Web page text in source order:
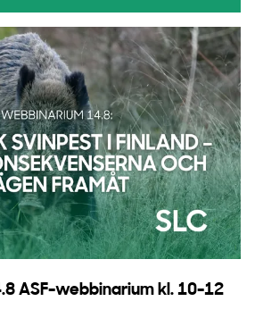
ASF-webbinarium kl. 10-12